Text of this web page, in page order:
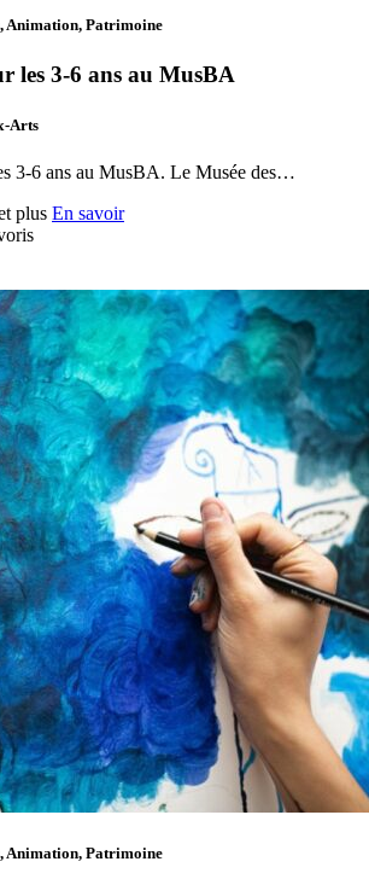
Animation, Patrimoine
les 3-6 ans au MusBA
Arts
3-6 ans au MusBA. Le Musée des…
plus En savoir
Animation, Patrimoine